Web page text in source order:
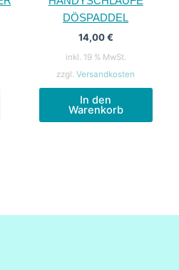
DÖSPADDEL
14,00€
inkl. 19 % MwSt.
zzgl. Versandkosten
In den
Warenkorb